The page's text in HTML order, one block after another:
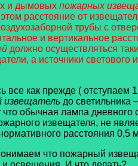
и дымовых пожарных
расстояние от
трубы с
и вертикальное
должно осуществляться
а источники
как прежде (
извещатель до светильника
обычная лампа дневного
извещателя, не
расстояния 0,5
что пожарный